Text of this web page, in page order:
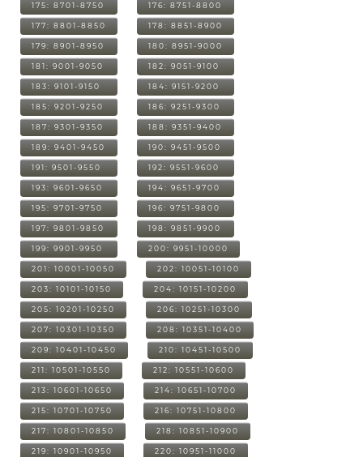
175: 8701-8750 176: 8751-8800
177: 8801-8850 178: 8851-8900
179: 8901-8950 180: 8951-9000
181: 9001-9050 182: 9051-9100
183: 9101-9150 184: 9151-9200
185: 9201-9250 186: 9251-9300
187: 9301-9350 188: 9351-9400
189: 9401-9450 190: 9451-9500
191: 9501-9550 192: 9551-9600
193: 9601-9650 194: 9651-9700
195: 9701-9750 196: 9751-9800
197: 9801-9850 198: 9851-9900
199: 9901-9950 200: 9951-10000
201: 10001-10050 202: 10051-10100
203: 10101-10150 204: 10151-10200
205: 10201-10250 206: 10251-10300
207: 10301-10350 208: 10351-10400
209: 10401-10450 210: 10451-10500
211: 10501-10550 212: 10551-10600
213: 10601-10650 214: 10651-10700
215: 10701-10750 216: 10751-10800
217: 10801-10850 218: 10851-10900
219: 10901-10950 220: 10951-11000